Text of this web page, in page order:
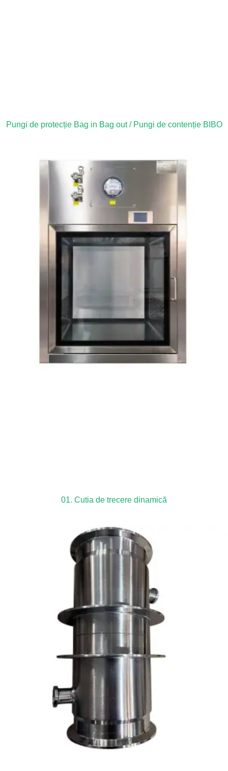
Pungi de protecție Bag in Bag out / Pungi de contenție BIBO
01. Cutia de trecere dinamică